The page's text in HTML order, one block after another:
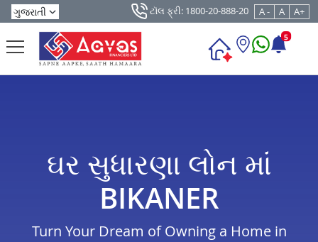
ટૉલ ફ્રી: 1800-20-888-20 A - A A+
5
ઘર સુધારણા લોન માં
BIKANER
Turn Your Dream of Owning a Home in